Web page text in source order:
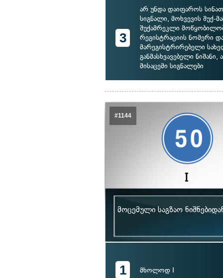
3
არ უნდა დაიფაროს
სიგნალი, მოხვევის შუქ-
შუქამრეკლი
რეგისტრაციის ნომერი
მარეგისტრირებელი
განმასხვავებელი
მისაცემი სიგნალები
#1144
მოცემული საგზაო
1 მხოლოდ I